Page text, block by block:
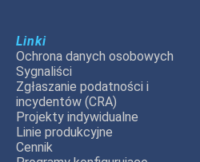
Linki
Ochrona danych osobowych
Sygnaliści
Zgłaszanie podatności i
incydentów (CRA)
Projekty indywidualne
Linie produkcyjne
Cennik